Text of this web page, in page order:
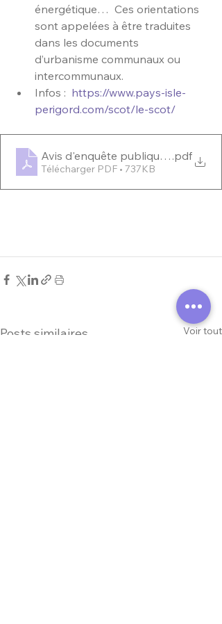
énergétique…  Ces orientations
sont appelées à être traduites
dans les documents
d’urbanisme communaux ou
intercommunaux.
Infos : https://www.pays-isle-
perigord.com/scot/le-scot/
Avis d'enquête publique - Art R123-
.pdf
Télécharger PDF • 737KB
Posts similaires Voir tout